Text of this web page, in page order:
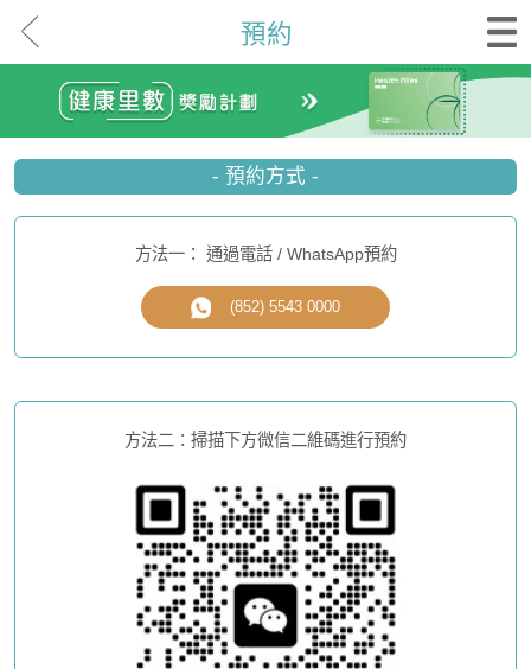
預約
- 預約方式 -
方法一： 通過電話 / WhatsApp預約
(852) 5543 0000
方法二：掃描下方微信二維碼進行預約